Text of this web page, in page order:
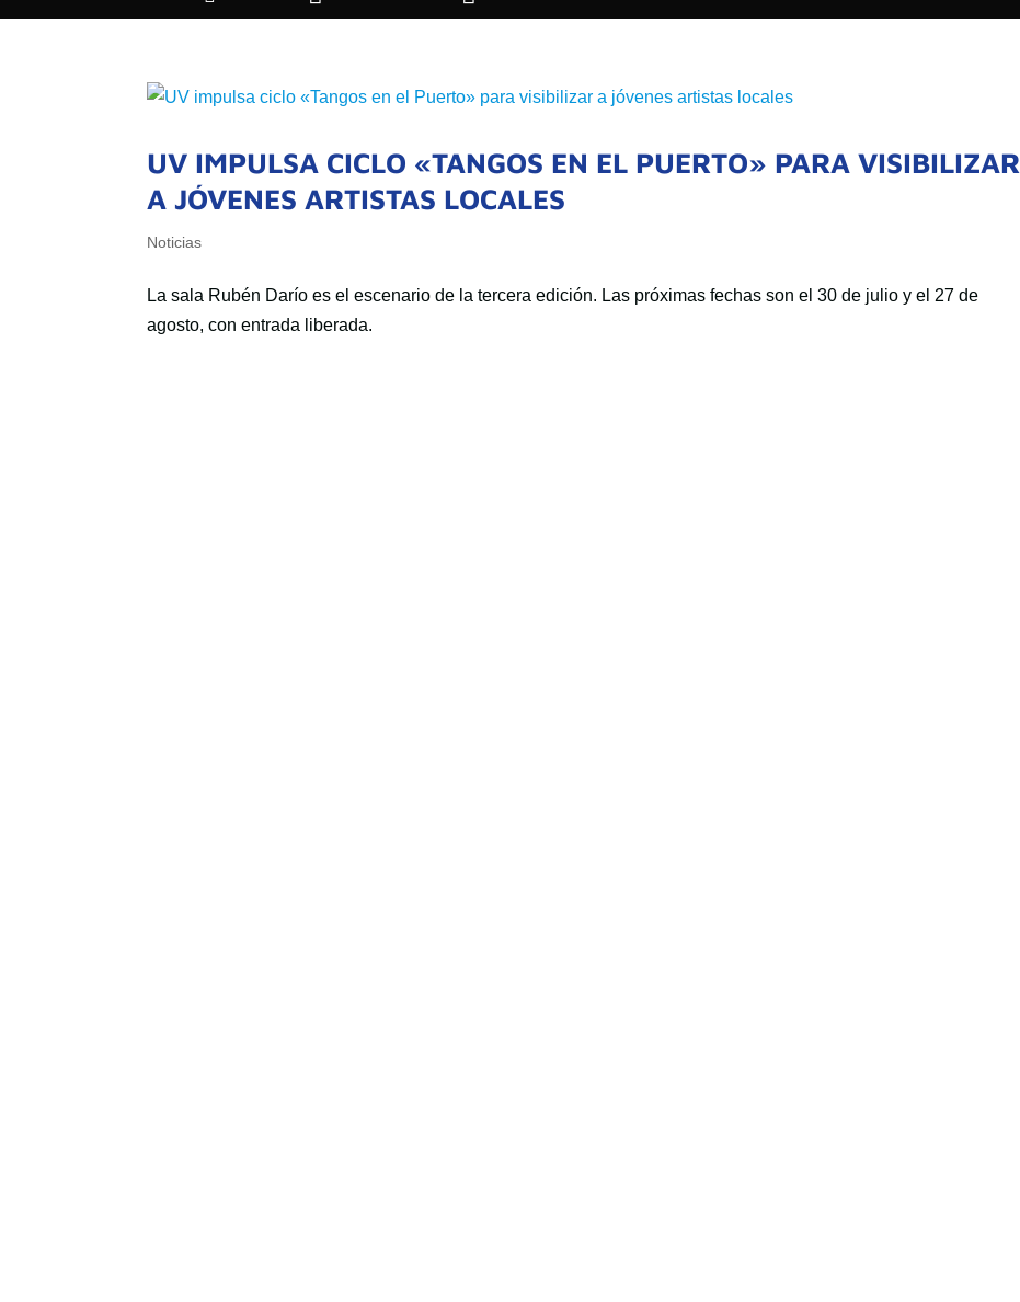
UV IMPULSA CICLO «TANGOS EN EL PUERTO» PARA VISIBILIZAR
A JÓVENES ARTISTAS LOCALES
Noticias
La sala Rubén Darío es el escenario de la tercera edición. Las próximas fechas son el 30 de julio y el 27 de
agosto, con entrada liberada.